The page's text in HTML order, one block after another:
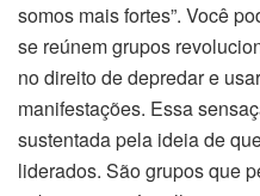
somos mais fortes”. Você
se reúnem grupos
no direito de depredar e
manifestações. Essa
sustentada pela ideia de
liderados. São grupos que